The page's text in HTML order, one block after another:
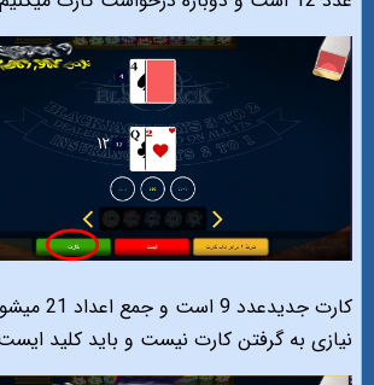
کارت
نیازی به گرفتن کارت نیست و باید کلید